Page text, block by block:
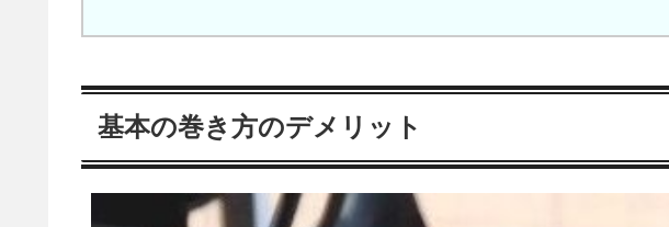
基本の巻き方のデメリット